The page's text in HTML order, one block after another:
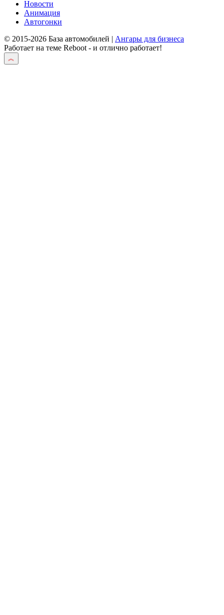
Новости
Анимация
Автогонки
© 2015-2026 База автомобилей | Ангары для бизнеса
Работает на теме Reboot - и отлично работает!